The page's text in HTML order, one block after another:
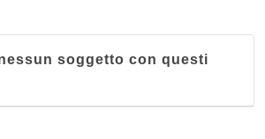
soggetto con questi